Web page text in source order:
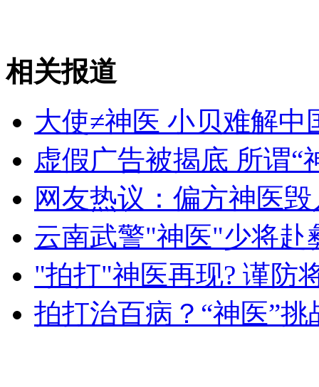
山西运城恶犬咬伤多人 警民合力深夜将其击毙
无痛分娩是否安全 医生回应
外交部：反对强权政治霸凌主义
外交部：有关国家言论片面不公正
相关报道
大使≠神医 小贝难解中
虚假广告被揭底 所谓“
网友热议：偏方神医
云南武警"神医"少将赴
"拍打"神医再现? 谨防
拍打治百病？“神医”挑